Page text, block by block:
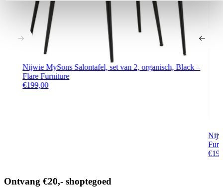
Nijwie MySons Salontafel, set van 2, organisch, Black –
Flare Furniture
€199,00
€
Ontvang €20,- shoptegoed